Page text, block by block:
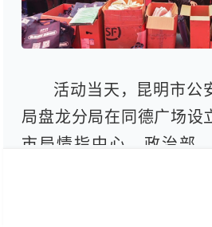
活动当天，昆明市公
局盘龙分局在同德广场设
市局情指中心、政治部
安、刑侦等十余个警种，
成效、警情联动、反诈防